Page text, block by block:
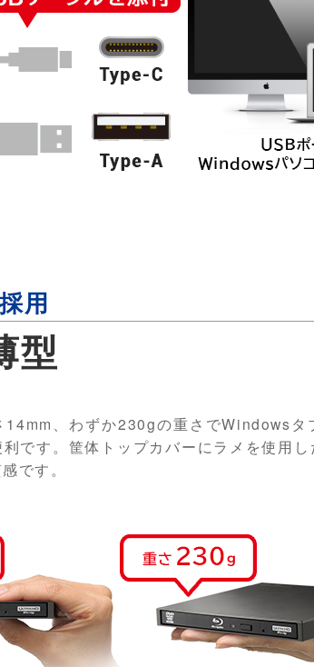
用
型
、わずか230gの重さでWindowsタ
です。筐体トップカバーにラメを使用
です。